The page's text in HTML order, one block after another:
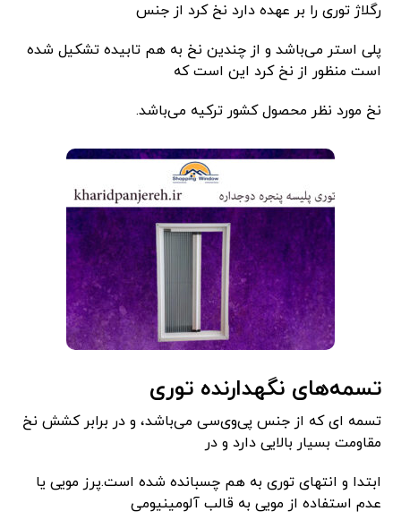
رگلاژ توری را بر عهده دارد نخ کرد از جنس
پلی استر می‌باشد و از چندین نخ به هم تابیده تشکیل شده
است منظور از نخ کرد این است که
نخ مورد نظر محصول کشور ترکیه می‌باشد.
تسمه‌های نگهدارنده توری
تسمه ای که از جنس پی‌وی‌سی می‌باشد، و در برابر کشش نخ
مقاومت بسیار بالایی دارد و در
ابتدا و انتهای توری به هم چسبانده شده است.پرز مویی یا
عدم استفاده از مویی به قالب آلومینیومی